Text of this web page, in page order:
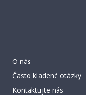
O nás
Často kladené otázky
Kontaktujte nás